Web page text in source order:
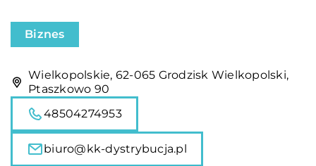
Biznes
Wielkopolskie, 62-065 Grodzisk Wielkopolski,
Ptaszkowo 90
48504274953
biuro@kk-dystrybucja.pl